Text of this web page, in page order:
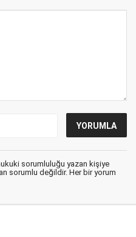
sorumluluğu yazan kişiye
sorumlu değildir. Her bir yorum